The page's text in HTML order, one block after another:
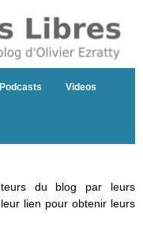
Podcasts Videos
du blog par leurs
lien pour obtenir leurs